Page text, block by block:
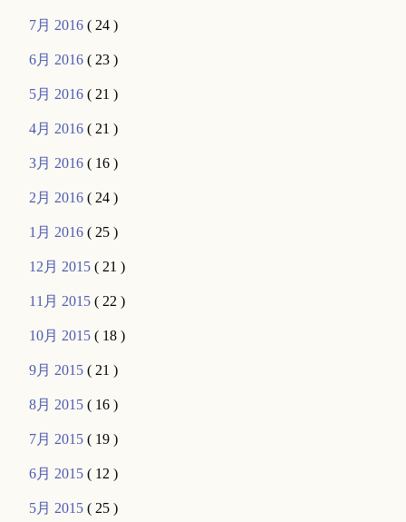
7月 2016( 24 )
6月 2016( 23 )
5月 2016( 21 )
4月 2016( 21 )
3月 2016( 16 )
2月 2016( 24 )
1月 2016( 25 )
12月 2015( 21 )
11月 2015( 22 )
10月 2015( 18 )
9月 2015( 21 )
8月 2015( 16 )
7月 2015( 19 )
6月 2015( 12 )
5月 2015( 25 )